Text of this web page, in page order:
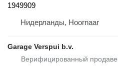
1949909
Нидерланды, Hoornaar
Garage Verspui b.v.